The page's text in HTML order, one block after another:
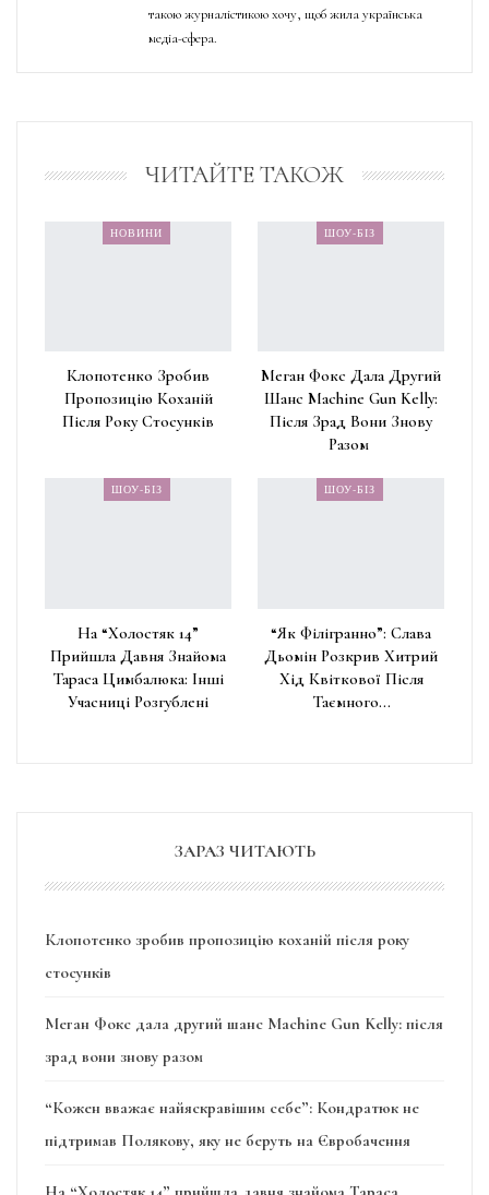
такою журналістикою хочу, щоб жила українська
медіа-сфера.
ЧИТАЙТЕ ТАКОЖ
НОВИНИ
Клопотенко Зробив
Пропозицію Коханій
Після Року Стосунків
ШОУ-БІЗ
Меган Фокс Дала Другий
Шанс Machine Gun Kelly:
Після Зрад Вони Знову
Разом
ШОУ-БІЗ
На “Холостяк 14”
Прийшла Давня Знайома
Тараса Цимбалюка: Інші
Учасниці Розгублені
ШОУ-БІЗ
“Як Філігранно”: Слава
Дьомін Розкрив Хитрий
Хід Квіткової Після
Таємного…
ЗАРАЗ ЧИТАЮТЬ
Клопотенко зробив пропозицію коханій після року
стосунків
Меган Фокс дала другий шанс Machine Gun Kelly: після
зрад вони знову разом
“Кожен вважає найяскравішим себе”: Кондратюк не
підтримав Полякову, яку не беруть на Євробачення